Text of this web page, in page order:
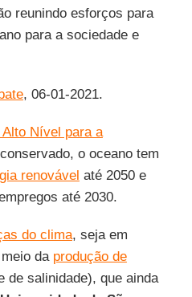
reunindo esforços para
para a sociedade e
, 06-01-2021.
Alto Nível para a
o oceano tem
renovável até 2050 e
até 2030.
do clima, seja em
da produção de
salinidade), que ainda